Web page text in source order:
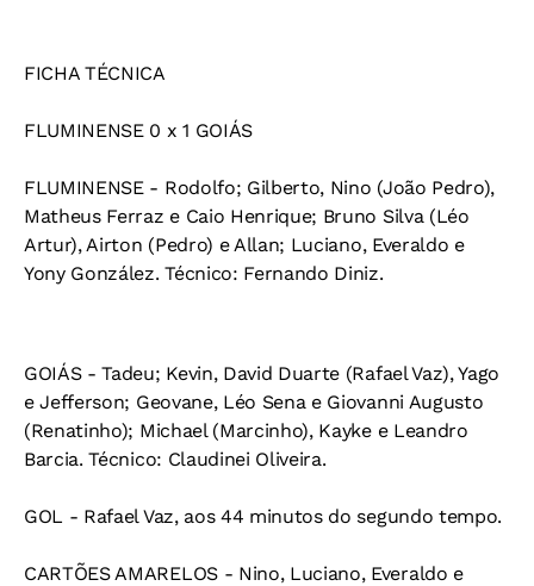
FICHA TÉCNICA
FLUMINENSE 0 x 1 GOIÁS
FLUMINENSE - Rodolfo; Gilberto, Nino (João Pedro),
Matheus Ferraz e Caio Henrique; Bruno Silva (Léo
Artur), Airton (Pedro) e Allan; Luciano, Everaldo e
Yony González. Técnico: Fernando Diniz.
GOIÁS - Tadeu; Kevin, David Duarte (Rafael Vaz), Yago
e Jefferson; Geovane, Léo Sena e Giovanni Augusto
(Renatinho); Michael (Marcinho), Kayke e Leandro
Barcia. Técnico: Claudinei Oliveira.
GOL - Rafael Vaz, aos 44 minutos do segundo tempo.
CARTÕES AMARELOS - Nino, Luciano, Everaldo e